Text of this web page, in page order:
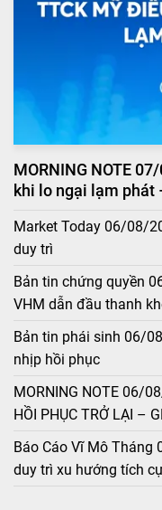
MORNING NOTE
khi lo ngại lạm phát
Market Today 06/08/
duy trì
Bản tin chứng quyền
VHM dẫn đầu thanh
Bản tin phái sinh 06/
nhịp hồi phục
MORNING NOTE 06/
HỒI PHỤC TRỞ LẠI –
Báo Cáo Vĩ Mô Tháng
duy trì xu hướng tích